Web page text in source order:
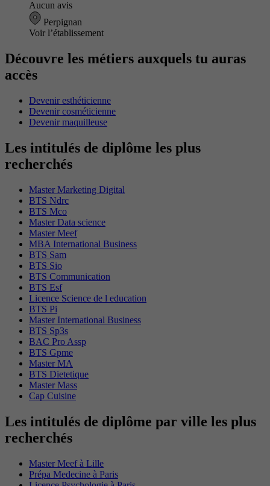
Aucun avis
Perpignan
Voir l’établissement
Découvre les métiers auxquels tu auras
accès
Devenir esthéticienne
Devenir cosméticienne
Devenir maquilleuse
Les intitulés de diplôme les plus
recherchés
Master Marketing Digital
BTS Ndrc
BTS Mco
Master Data science
Master Meef
MBA International Business
BTS Sam
BTS Sio
BTS Communication
BTS Esf
Licence Science de l education
BTS Pi
Master International Business
BTS Sp3s
BAC Pro Assp
BTS Gpme
Master MA
BTS Dietetique
Master Mass
Cap Cuisine
Les intitulés de diplôme par ville les plus
recherchés
Master Meef à Lille
Prépa Medecine à Paris